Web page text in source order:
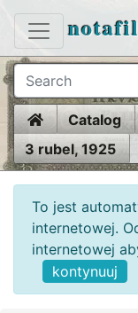
HomeCatalog
3 rubel, 1925
To jest
internetowej.
internetowej
kontynuuj